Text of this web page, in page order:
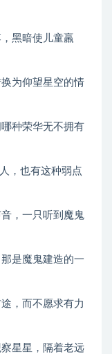
黑暗使儿童羸
为仰望星空的情
种荣华无不拥有
，也有这种弱点
，一只听到魔鬼
是魔鬼建造的一
，而不愿求有力
星星，隔着老远